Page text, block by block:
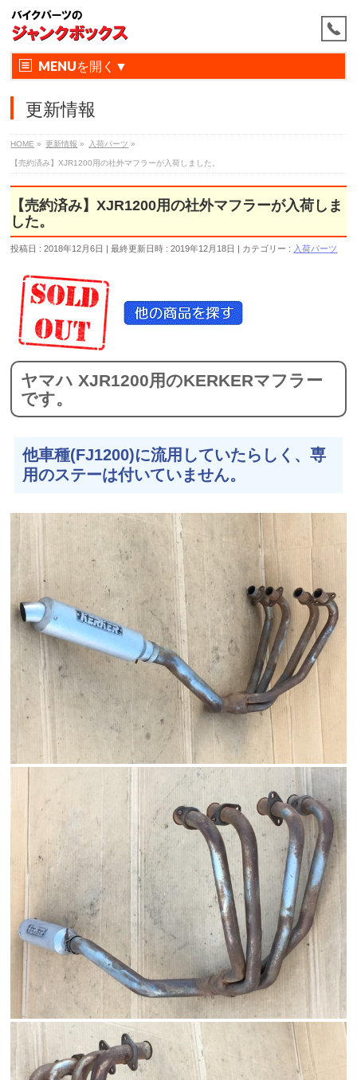
MENU
更新情報
HOME » 更新情報 » 入荷パーツ »
【売約済み】XJR1200用の社外マフラーが入荷しました。
【売約済み】XJR1200用の社外マフラーが入荷しま
した。
投稿日 : 2018年12月6日 最終更新日時 : 2019年12月18日 カテゴリー : 入荷パーツ
ヤマハ XJR1200用のKERKERマフラー
です。
他車種(FJ1200)に流用していたらしく、専
用のステーは付いていません。